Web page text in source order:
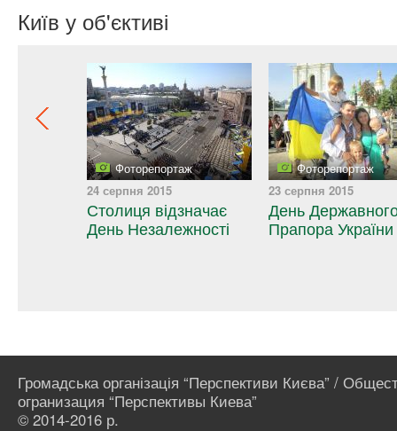
Київ у об'єктиві
24 серпня 2015
Столиця відзначає
День Незалежності
23 серпня 2015
День
Прапора України
Громадська організація “Перспективи Києва” /
огранизация “Перспективы Киева”
© 2014-2016 р.